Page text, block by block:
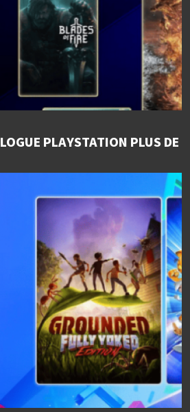
PLAYSTATION PLUS DE